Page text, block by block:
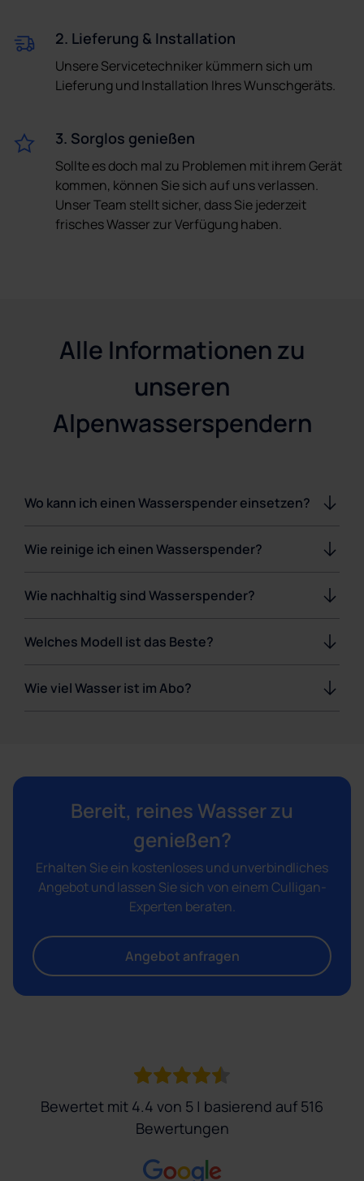
2. Lieferung & Installation
Unsere Servicetechniker kümmern sich um
Lieferung und Installation Ihres Wunschgeräts.
3. Sorglos genießen
Sollte es doch mal zu Problemen mit ihrem Gerät
kommen, können Sie sich auf uns verlassen.
Unser Team stellt sicher, dass Sie jederzeit
frisches Wasser zur Verfügung haben.
Alle Informationen zu
unseren
Alpenwasserspendern
Wo kann ich einen Wasserspender einsetzen?
Wie reinige ich einen Wasserspender?
Wie nachhaltig sind Wasserspender?
Welches Modell ist das Beste?
Wie viel Wasser ist im Abo?
Bereit, reines Wasser zu
genießen?
Erhalten Sie ein kostenloses und unverbindliches
Angebot und lassen Sie sich von einem Culligan-
Experten beraten.
Angebot anfragen
Bewertet mit 4.4 von 5 | basierend auf 516
Bewertungen